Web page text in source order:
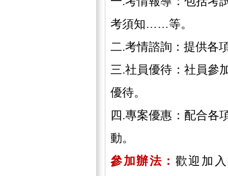
考須知……等。
二.考情諮詢：提供各
三.社員優待：社員參
優待。
四.專案優惠：配合各
動。
參加辦法： 歡迎加